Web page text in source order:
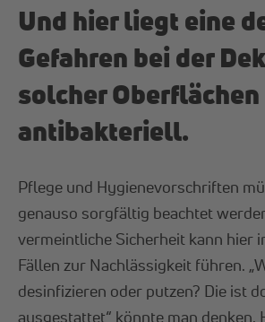
Und hier liegt eine
Gefahren bei der
solcher
antibakteriell.
Pflege und Hygienevorschriften
genauso sorgfältig beachtet
vermeintliche Sicherheit kann hier
Fällen zur Nachlässigkeit führen.
desinfizieren oder putzen? Die ist
ausgestattet“ könnte man denken.